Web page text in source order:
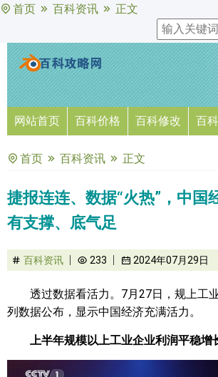
首页 百科资讯 正文
网站首页 百科价格 百科修改 百
首页 百科资讯 正文
捷报连连、数据“火热”，中国
有支撑、底气足
百科资讯 233 2024年07月29日
透过数据看活力。7月27日，规上工
列数据公布，显示中国经济充满活力。
上半年规模以上工业企业利润平稳增